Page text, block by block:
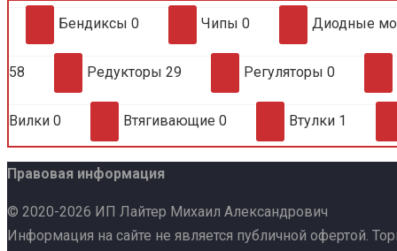
Бендиксы 0 Чипы 0 Диодные
58 Редукторы 29 Регуляторы 0
Вилки 0 Втягивающие 0 Втулки 1
Правовая информация
© 2020-2026 ИП Лайтер Михаил Александрович
Информация на сайте не является публичной офертой.